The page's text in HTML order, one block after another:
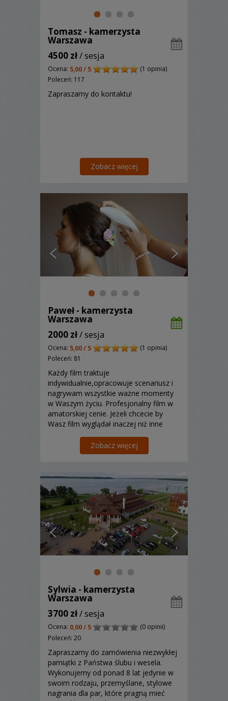
Tomasz - kamerzysta
Warszawa
4500 zł/ sesja
Ocena: 5,00 / 5
(1 opinia)
Poleceń: 117
Zapraszamy do kontaktu!
Zobacz więcej
Paweł - kamerzysta
Warszawa
2000 zł/ sesja
Ocena: 5,00 / 5
(1 opinia)
Poleceń: 81
Każdy film traktuje
indywidualnie,opracowuje scenariusz i
nagrywam wszystkie ważne momenty
w Waszym życiu. Profesjonalny film w
amatorskiej cenie. Jeżeli chcecie by
Wasz film wyglądał inaczej niż inne
Zobacz więcej
Sylwia - kamerzysta
Warszawa
3700 zł/ sesja
Ocena: 0,00 / 5
(0 opinii)
Poleceń: 20
Zapraszamy do zamówienia niezwykłej
pamiątki z Państwa ślubu i wesela.
Wykonujemy od ponad 8 lat jedynie w
swoim rodzaju, przemyślane, stylowe
nagrania dla par, które pragną mieć